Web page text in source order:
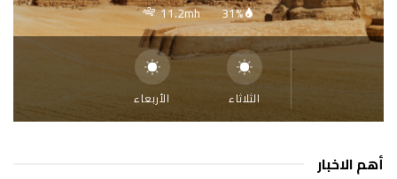
31%
11.2mh
الثلاثاء الأربعاء
أهم الاخبار